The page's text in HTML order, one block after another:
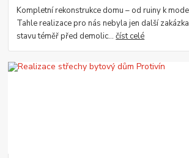
Kompletní rekonstrukce domu – od ruiny k
Tahle realizace pro nás nebyla jen další
stavu téměř před demolic...číst celé